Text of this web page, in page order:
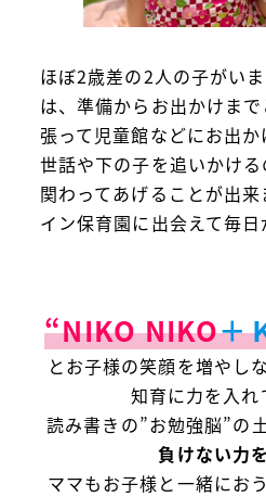
ほぼ2歳差の2人の子がい
は、準備からお出かけま
張って児童館などにお出
世話や下の子を追いかけ
関わってあげることが出
イン保育園に出会えて毎日
“NIKO NIKO＋
とお子様の笑顔を増やし
知育に力を入れ
読み書きの”お勉強脳”の
負けない力
ママもお子様と一緒にお